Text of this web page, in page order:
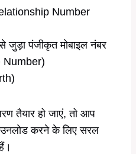
Number
पंजीकृत मोबाइल नंबर
Number)
तैयार हो जाएं, तो आप
करने के लिए सरल